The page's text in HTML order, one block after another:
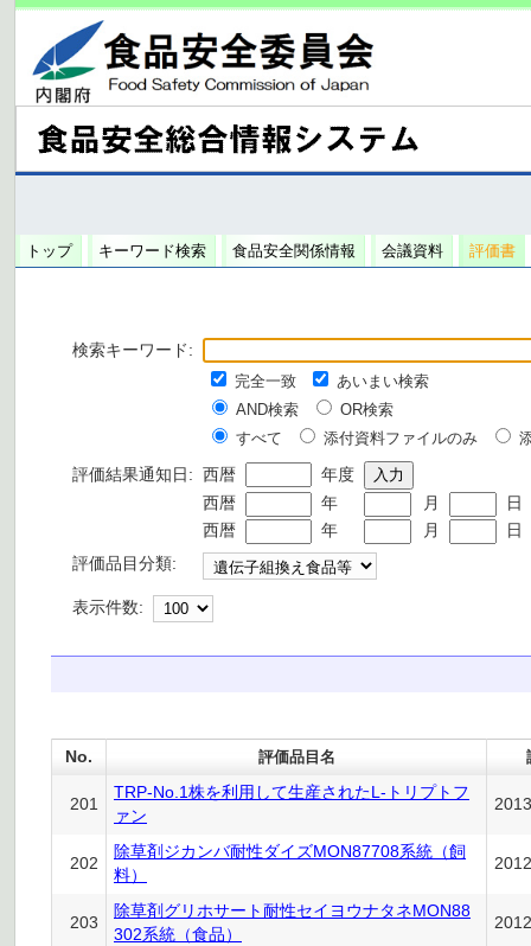
トップ キーワード検索 食品安全関係情報 会議資料 評価書
検索キーワード:
完全一致
あいまい検索
AND検索
OR検索
すべて
添付資料ファイルのみ
評価結果通知日: 西暦
年度
西暦
年 月
日
西暦
年 月
日
評価品目分類:
表示件数:
No. 評価品目名
201
TRP-No.1株を利用して生産されたL-トリプトフ
ァン
202
除草剤ジカンバ耐性ダイズMON87708系統（飼
料）
203
除草剤グリホサート耐性セイヨウナタネMON88
302系統（食品）